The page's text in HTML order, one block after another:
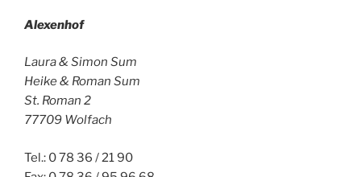
Alexenhof
Laura & Simon Sum
Heike & Roman Sum
St. Roman 2
77709 Wolfach
Tel.: 0 78 36 / 21 90